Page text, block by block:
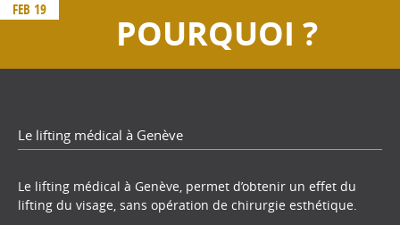
FEB 19
POURQUOI ?
Le lifting médical à Genève
Le lifting médical à Genève, permet d’obtenir un effet du
lifting du visage, sans opération de chirurgie esthétique.